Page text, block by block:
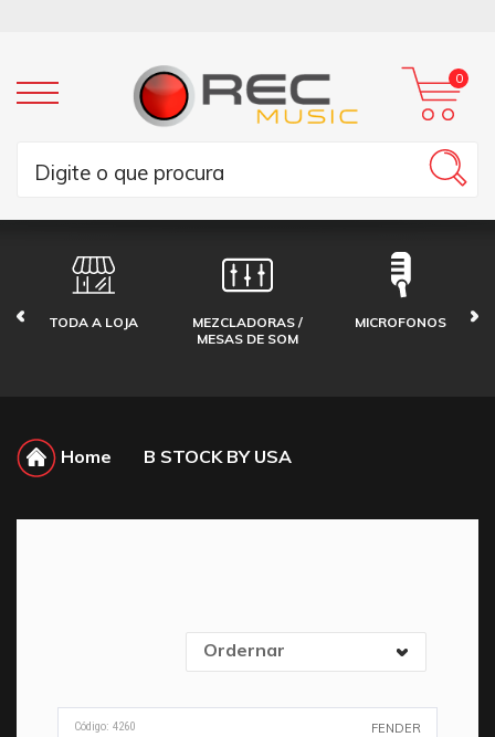
0
TODA A LOJA
MEZCLADORAS /
MESAS DE SOM
MICROFONOS
Home B STOCK BY USA
Ordernar
Código: 4260 FENDER